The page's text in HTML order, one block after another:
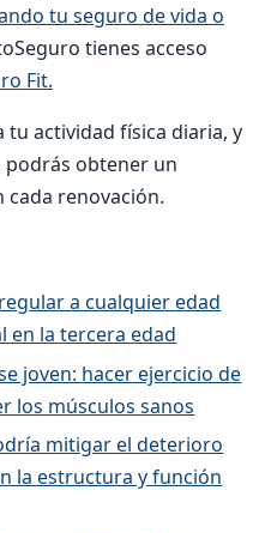
tu seguro de vida o
tienes acceso
Fit.
actividad física diaria, y
podrás obtener un
cada renovación.
a cualquier edad
en la tercera edad
joven: hacer ejercicio de
los músculos sanos
mitigar el deterioro
la estructura y función